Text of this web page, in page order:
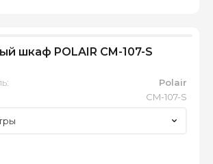
шкаф POLAIR CM-107-S
Polair
CM-107-S